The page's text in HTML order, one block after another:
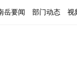
岳要闻 部门动态 视